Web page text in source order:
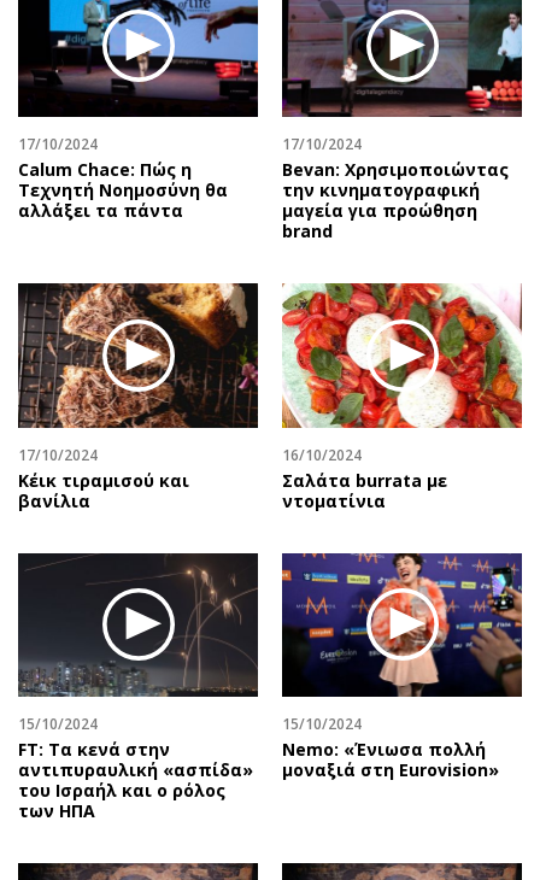
17/10/2024
Calum Chace: Πώς η
Τεχνητή Νοημοσύνη θα
αλλάξει τα πάντα
17/10/2024
Bevan: Χρησιμοποιώντας
την κινηματογραφική
μαγεία για προώθηση
brand
17/10/2024
Κέικ τιραμισού και
βανίλια
16/10/2024
Σαλάτα burrata με
ντοματίνια
15/10/2024
FT: Tα κενά στην
αντιπυραυλική «ασπίδα»
του Ισραήλ και ο ρόλος
των ΗΠΑ
15/10/2024
Nemo: «Ένιωσα πολλή
μοναξιά στη Eurovision»